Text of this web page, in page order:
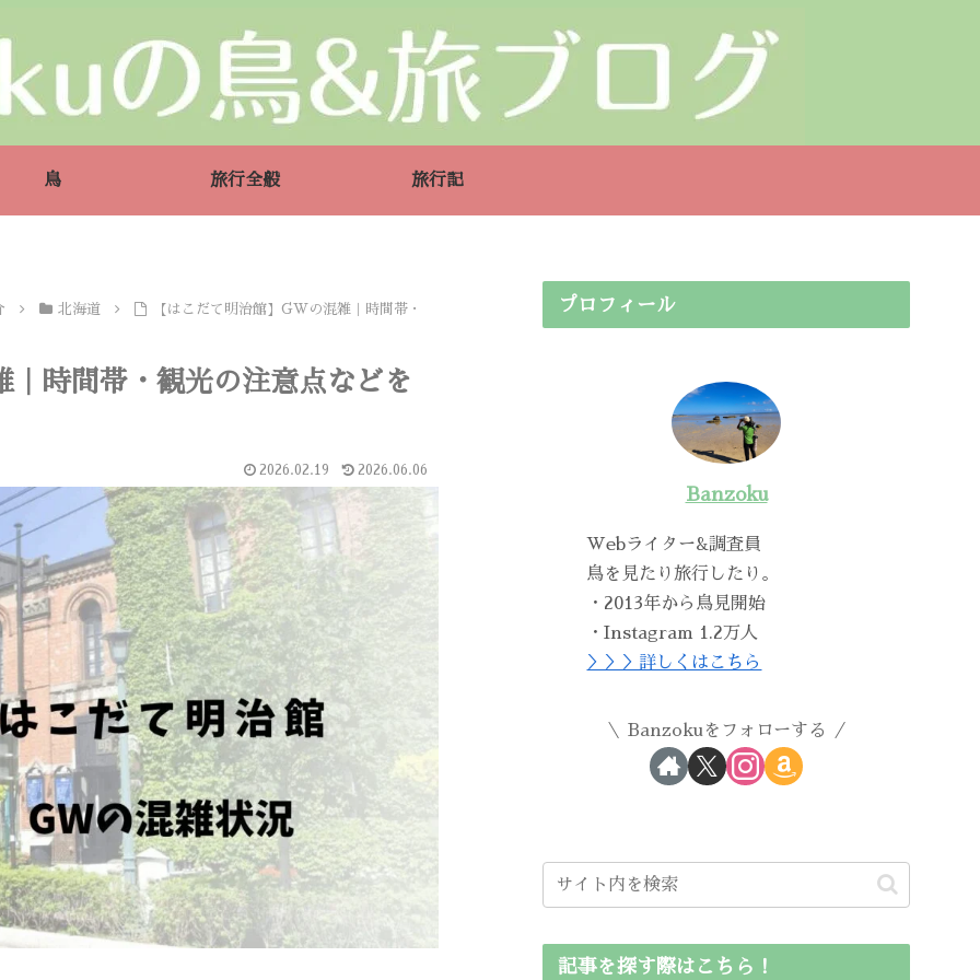
鳥 旅行全般 旅行記
北海道 【はこだて明治館】GWの混雑｜時間帯・
時間帯・観光の注意点などを
2026.02.19 2026.06.06
プロフィール
Banzoku
Webライター&調査員
鳥を見たり旅行したり。
・2013年から鳥見開始
・Instagram 1.2万人
＞＞＞詳しくはこちら
Banzokuをフォローする
記事を探す際はこちら！